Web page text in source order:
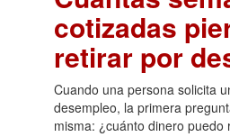
cotizadas
retirar por
Cuando una persona solicita
desempleo, la primera
misma: ¿cuánto dinero puedo